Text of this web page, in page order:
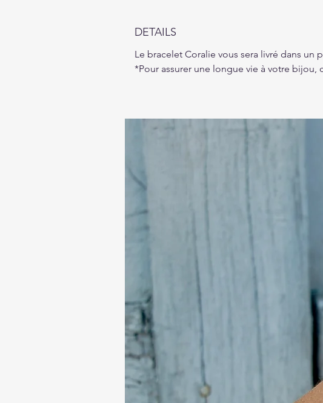
DETAILS
Le bracelet Coralie vous sera livré dans un
*Pour assurer une longue vie à votre